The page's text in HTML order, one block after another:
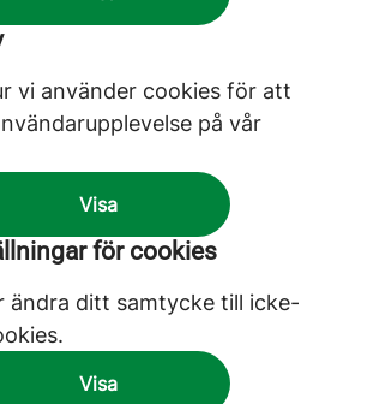
vi använder cookies för att
på vår
Visa
för cookies
ändra ditt samtycke till icke-
Visa